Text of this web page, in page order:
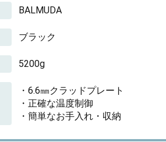
BALMUDA
ブラック
5200g
・6.6㎜クラッドプレート
・正確な温度制御
・簡単なお手入れ・収納